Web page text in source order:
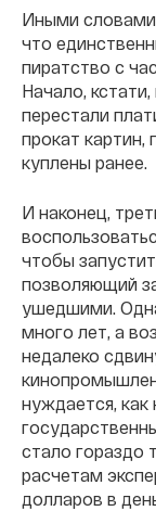
Иными
что
пиратство с
Начало,
перестали
прокат картин,
куплены ранее.
И наконец,
чтобы
позволяющий
ушедшими.
много лет, а
недалеко
нуждается,
стало гораздо
расчетам
долларов в